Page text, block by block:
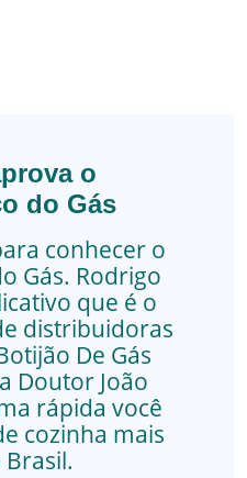
o
do Gás
conhecer o
Gás. Rodrigo
que é o
distribuidoras
De Gás
Doutor João
rápida você
cozinha mais